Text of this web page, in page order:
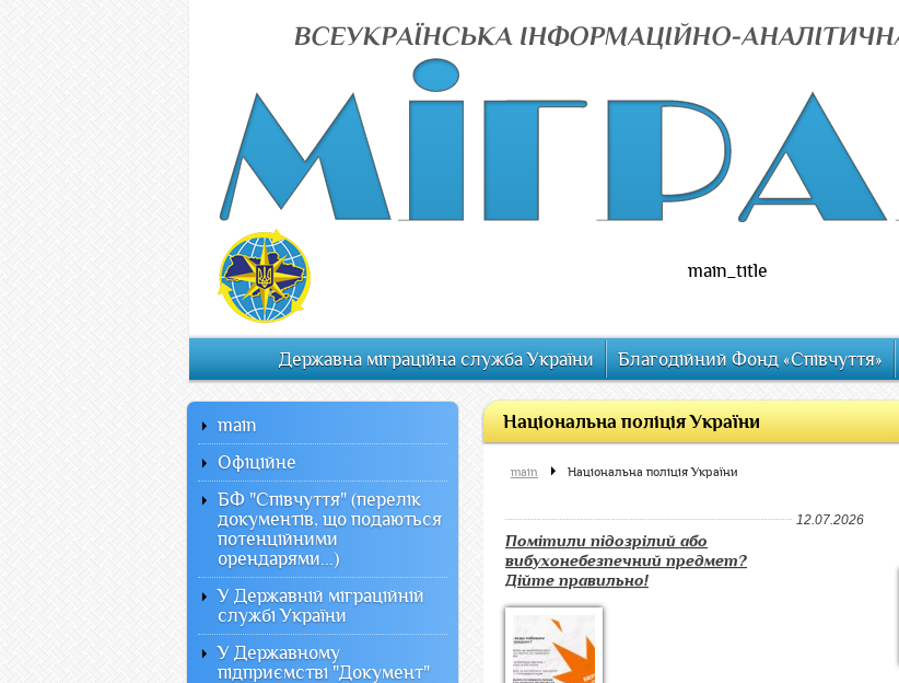
main_title
Державна міграційна служба України Благодійний Фонд «Співчуття»
Національна поліція України
main Національна поліція України
12.07.2026
Помітили підозрілий або
вибухонебезпечний предмет?
Дійте правильно!
main
Офiцiйне
БФ "Співчуття" (перелік
документів, що подаються
потенційними
орендарями...)
У Державній міграційній
службі України
У Державному
підприємстві "Документ"